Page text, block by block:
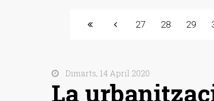
27 28 29
Dimarts, 14 April 2020
La